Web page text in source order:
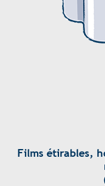
Films étirables,